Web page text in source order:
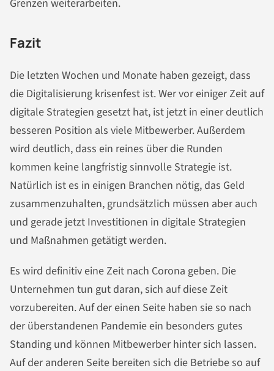
Grenzen weiterarbeiten.
Fazit
Die letzten Wochen und Monate haben gezeigt, dass
die Digitalisierung krisenfest ist. Wer vor einiger Zeit auf
digitale Strategien gesetzt hat, ist jetzt in einer deutlich
besseren Position als viele Mitbewerber. Außerdem
wird deutlich, dass ein reines über die Runden
kommen keine langfristig sinnvolle Strategie ist.
Natürlich ist es in einigen Branchen nötig, das Geld
zusammenzuhalten, grundsätzlich müssen aber auch
und gerade jetzt Investitionen in digitale Strategien
und Maßnahmen getätigt werden.
Es wird definitiv eine Zeit nach Corona geben. Die
Unternehmen tun gut daran, sich auf diese Zeit
vorzubereiten. Auf der einen Seite haben sie so nach
der überstandenen Pandemie ein besonders gutes
Standing und können Mitbewerber hinter sich lassen.
Auf der anderen Seite bereiten sich die Betriebe so auf